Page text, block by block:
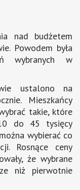
nad budżetem
Powodem była
wybranych w
ustalono na
Mieszkańcy
takie, które
do 45 tysięcy
wybierać co
Rosnące ceny
że wybrane
niż pierwotnie